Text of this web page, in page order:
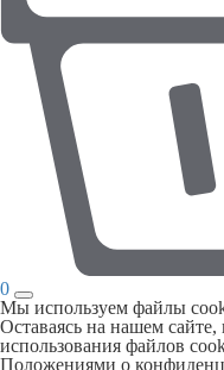
0
Мы используем файлы
Оставаясь на нашем
использования файлов
Положениями о